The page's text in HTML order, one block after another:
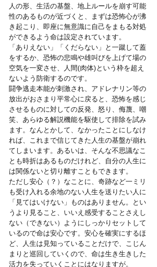
人の形、生活の基盤、地上ルールを崩す可能
性のあるものが近づくと、まずは恐怖心が沸
き起こり、即座に無意識に自己をまもる対処
ができるよう命は設定されています。
「ありえない」「くだらない」と一蹴して蓋
をするか、恐怖の悲鳴や雄叫びを上げて場の
空気を一変させ、人間(肉体)という枠を超え
ないよう防衛するのです。
闘争逃走本能が刺激され、アドレナリン等の
放出がおさまり平常心に戻ると、恐怖を感じ
させるものに対しての反発、怒り、侮蔑、嘲
笑、あらゆる解説機能を駆使して排除を試み
ます。なんとかして、なかったことにしなけ
れば、これまで信じてきた人生の基盤が崩れ
てしまいます。あるいは、そんな不思議なこ
とも時折はあるものだけれど、自分の人生に
は関係ないと切り離すこともできます。
ただし安心（？）なことに、奇跡など一ミリ
も受け入れる余地のない人生を送りたい人に
「見てはいけない」ものはありません。とい
うより見ること、いいえ感受することさえし
ない（できない）ようにしっかりセットして
いるので命は安心です。安心を確実にするほ
ど、人生は見知っていることだけで、こじん
まりと巡回していくので、命は生き生きした
活力を失っていくことにはなりますが。